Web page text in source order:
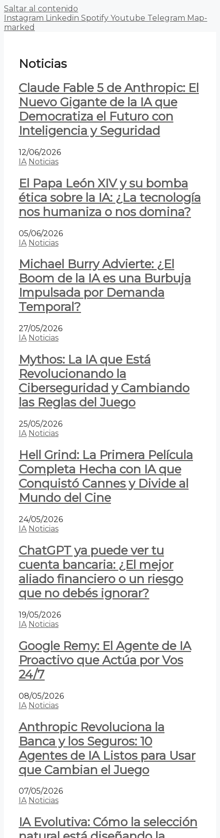
Saltar al contenido
Instagram Linkedin Spotify Youtube Telegram Map-
marked
Noticias
Claude Fable 5 de Anthropic: El
Nuevo Gigante de la IA que
Democratiza el Futuro con
Inteligencia y Seguridad
12/06/2026
IA Noticias
El Papa León XIV y su bomba
ética sobre la IA: ¿La tecnología
nos humaniza o nos domina?
05/06/2026
IA Noticias
Michael Burry Advierte: ¿El
Boom de la IA es una Burbuja
Impulsada por Demanda
Temporal?
27/05/2026
IA Noticias
Mythos: La IA que Está
Revolucionando la
Ciberseguridad y Cambiando
las Reglas del Juego
25/05/2026
IA Noticias
Hell Grind: La Primera Película
Completa Hecha con IA que
Conquistó Cannes y Divide al
Mundo del Cine
24/05/2026
IA Noticias
ChatGPT ya puede ver tu
cuenta bancaria: ¿El mejor
aliado financiero o un riesgo
que no debés ignorar?
19/05/2026
IA Noticias
Google Remy: El Agente de IA
Proactivo que Actúa por Vos
24/7
08/05/2026
IA Noticias
Anthropic Revoluciona la
Banca y los Seguros: 10
Agentes de IA Listos para Usar
que Cambian el Juego
07/05/2026
IA Noticias
IA Evolutiva: Cómo la selección